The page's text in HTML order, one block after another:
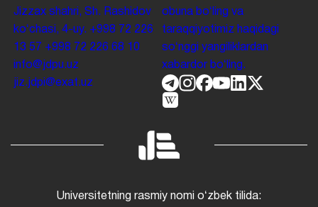
Jizzax shahri, Sh. Rashidov
koʻchasi, 4-uy. +998 72 226
13 57 +998 72 226 68 10
info@jdpu.uz
jiz.jdpi@exat.uz
obuna boʻling va
taraqqiyotimiz haqidagi
soʻnggi yangiliklardan
xabardor boʻling.
Universitetning rasmiy nomi oʻzbek tilida: